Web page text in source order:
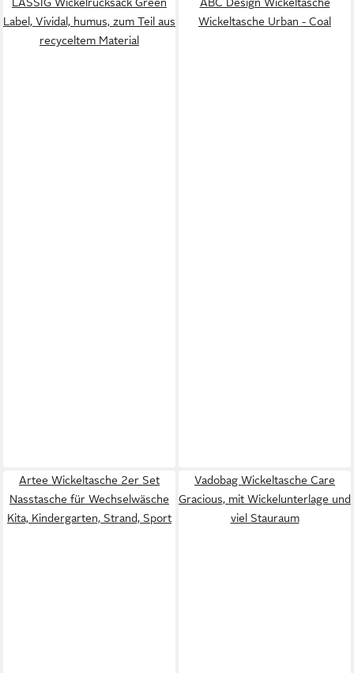
Label, Vividal, humus, zum Teil aus
recyceltem Material
Wickeltasche Urban - Coal
Artee Wickeltasche 2er Set
Nasstasche für Wechselwäsche
Kita, Kindergarten, Strand, Sport
Vadobag Wickeltasche Care
Gracious, mit Wickelunterlage und
viel Stauraum